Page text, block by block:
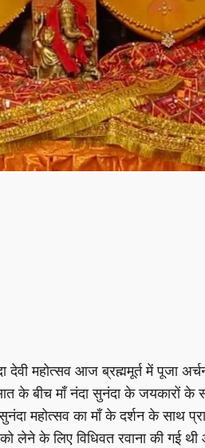
देवी महोत्सव आज ब्रह्ममूर्त में पूजा
के बीच माँ नंदा सुनंदा के जयकारों के
सुनंदा महोत्सव का माँ के दर्शन के साथ
को लेने के लिए विधिवत रवाना की